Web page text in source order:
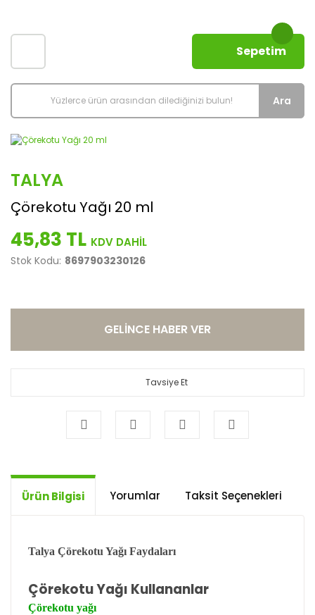
Ara
Sepetim
TALYA
Çörekotu Yağı 20 ml
45,83 TL
Stok Kodu: 8697903230126
GELİNCE HABER VER
Tavsiye Et
Ürün Bilgisi Yorumlar Taksit Seçenekleri
Talya Çörekotu Yağı Faydaları
Çörekotu Yağı Kullananlar
Çörekotu yağı